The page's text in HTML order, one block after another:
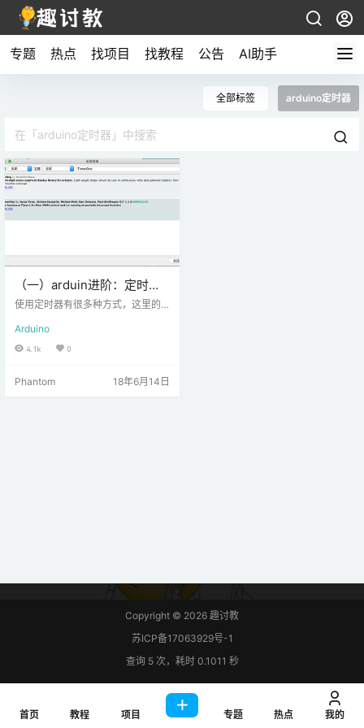
专题 热点 找项目 找教程 公告 AI助手
全部标签 arduino定时器
（一）arduin进阶：定时器
中断的使用
使用定时器有很多种方式，这里的
教程之前，需要在库管理里面下载
一个库，搜索TimerOne下载下图第
首先就是加载上面下载的那个头文
Arduino
4.1k 0
Phantom 18年6月14日
Copyright © 2026 趣讨教
苏ICP备17063929号-1
查询 5 次，耗时 0.1011 秒
首页 教程 项目 专题 热点 我的